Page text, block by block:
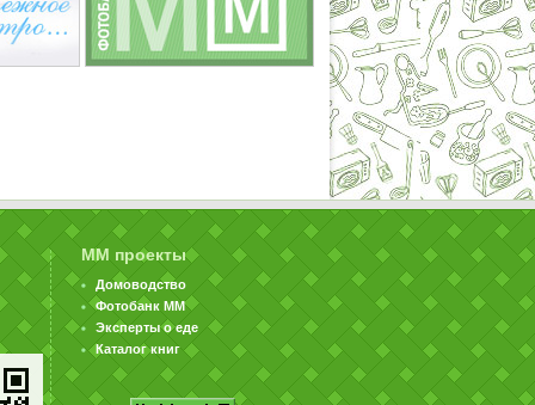
ММ проекты
Домоводство
Фотобанк ММ
Эксперты о еде
Каталог книг